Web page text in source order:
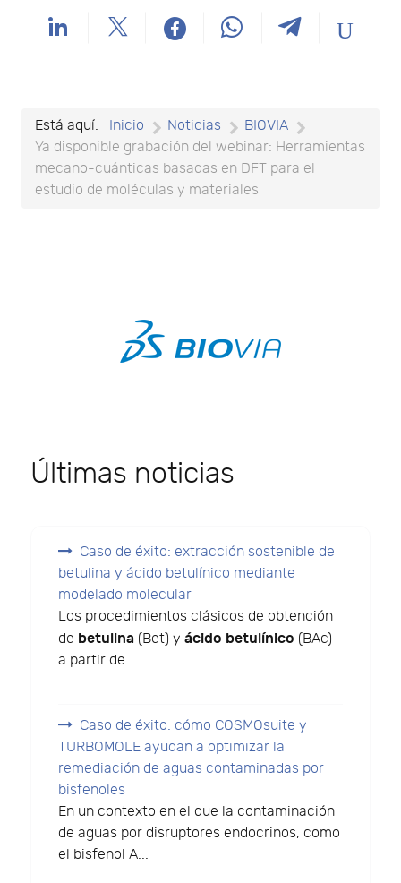
Está aquí: Inicio Noticias
BIOVIA
Ya disponible grabación del webinar: Herramientas
mecano-cuánticas basadas en DFT para el
estudio de moléculas y materiales
Últimas noticias
Caso de éxito: extracción sostenible de
betulina y ácido betulínico mediante
modelado molecular
Los procedimientos clásicos de obtención
de betulina (Bet) yácido betulínico (BAc)
a partir de...
Caso de éxito: cómo COSMOsuite y
TURBOMOLE ayudan a optimizar la
remediación de aguas contaminadas por
bisfenoles
En un contexto en el que la contaminación
de aguas por disruptores endocrinos, como
el bisfenol A...